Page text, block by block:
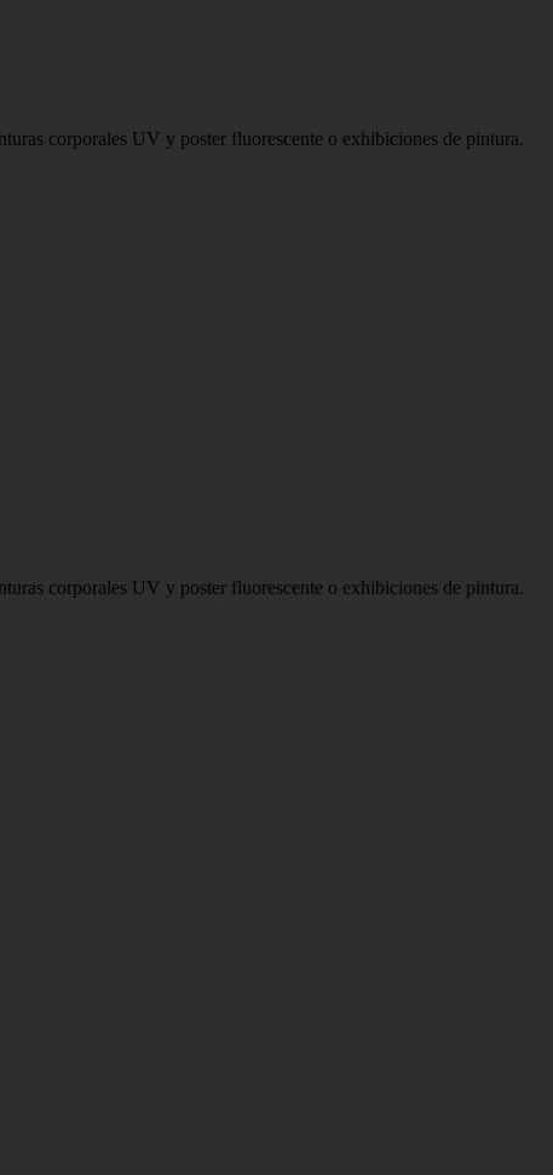
corporales UV y poster fluorescente o exhibiciones de pintura.
corporales UV y poster fluorescente o exhibiciones de pintura.